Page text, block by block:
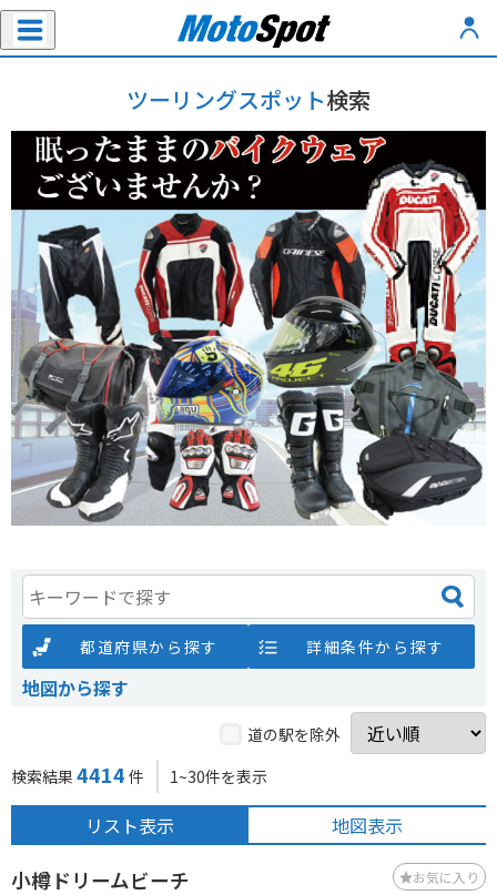
ツーリングスポット検索
都道府県から探す 詳細条件から探す
地図から探す
道の駅を除外
検索結果 4414 件 1~30件を表示
リスト表示 地図表示
小樽ドリームビーチ お気に入り